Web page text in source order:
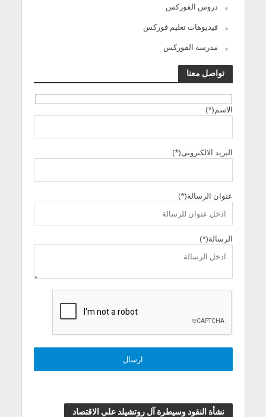
دروس الفوركس
فيديوهات تعليم فوركس
مدرسة الفوركس
تواصل معنا
الاسم(*)
البريد الالكترونى(*)
عنوان الرسالة(*)
الرسالة(*)
نشأة النقود وسيطرة آل روتشيلد علي الاقتصاد